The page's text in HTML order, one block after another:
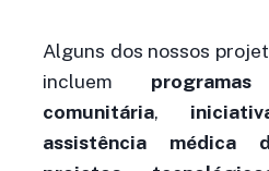
Alguns dos nossos
incluem
comunitária,
assistência médica